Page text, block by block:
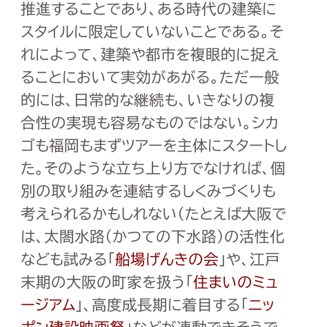
推進することであり、ある時代の建築に
スタイルに限定していないことである。そ
れによって、建築や都市を複眼的に捉え
ることにおいて実効があがる。ただ一般
的には、日常的な継続も、いきなりの複
合性の実現も容易なものではない。シカ
ゴも福岡もまずツアーを主体にスタートし
た。そのような立ち上り方でなければ、個
別の取り組みを連結するしくみづくりも
考えられるかもしれない(たとえば大阪で
は、太閤水路(かつての下水路)の活性化
なども試みる「 船場げんきの会 」や、江戸
末期の大阪の町家を扱う「 住まいのミュ
ージアム」、高度成長期に着目する「 ニッ